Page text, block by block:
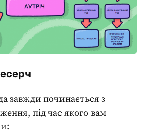
завжди починається з
під час якого вам